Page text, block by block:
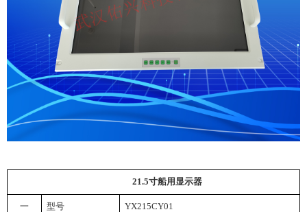
21.5寸船用显示器
一 型号 YX215CY01